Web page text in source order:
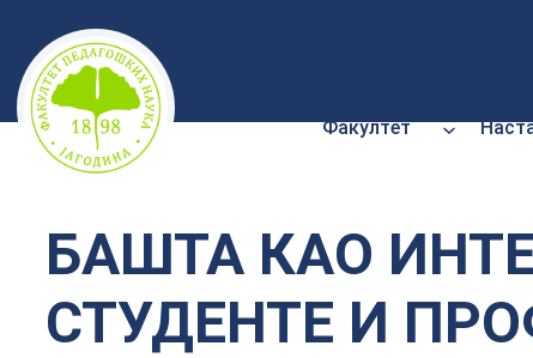
Скочи
на
садржај
Факултет
БАШТА КАО
СТУДЕНТЕ И